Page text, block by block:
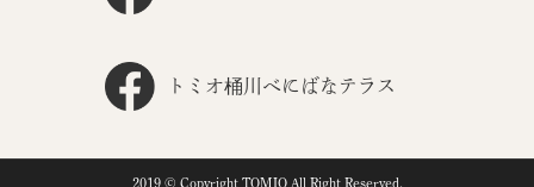
トミオ桶川べにばなテラス
2019 © Copyright TOMIO All Right Reserved.